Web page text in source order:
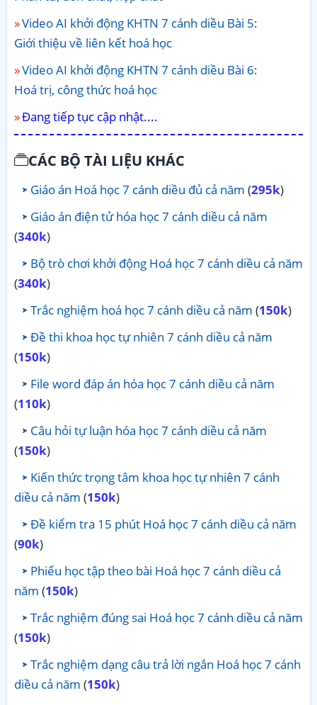
Video AI khởi động KHTN 7 cánh diều Bài 5:
Giới thiệu về liên kết hoá học
Video AI khởi động KHTN 7 cánh diều Bài 6:
Hoá trị, công thức hoá học
Đang tiếp tục cập nhật....
CÁC BỘ TÀI LIỆU KHÁC
Giáo án Hoá học 7 cánh diều đủ cả năm (295k)
Giáo án điện tử hóa học 7 cánh diều cả năm
(340k)
Bộ trò chơi khởi động Hoá học 7 cánh diều cả năm
(340k)
Trắc nghiệm hoá học 7 cánh diều cả năm (150k)
Đề thi khoa học tự nhiên 7 cánh diều cả năm
(150k)
File word đáp án hóa học 7 cánh diều cả năm
(110k)
Câu hỏi tự luận hóa học 7 cánh diều cả năm
(150k)
Kiến thức trọng tâm khoa học tự nhiên 7 cánh
diều cả năm (150k)
Đề kiểm tra 15 phút Hoá học 7 cánh diều cả năm
(90k)
Phiếu học tập theo bài Hoá học 7 cánh diều cả
năm (150k)
Trắc nghiệm đúng sai Hoá học 7 cánh diều cả năm
(150k)
Trắc nghiệm dạng câu trả lời ngắn Hoá học 7 cánh
diều cả năm (150k)